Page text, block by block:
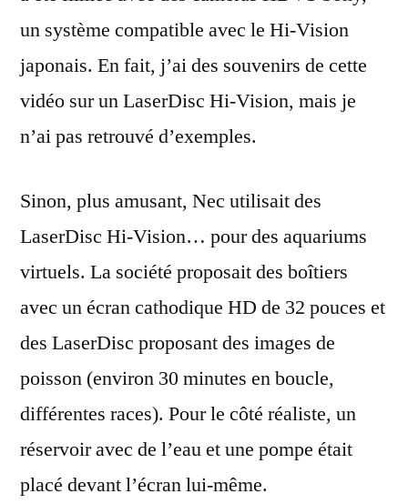
un système compatible avec le Hi-Vision
japonais. En fait, j’ai des souvenirs de cette
vidéo sur un LaserDisc Hi-Vision, mais je
n’ai pas retrouvé d’exemples.
Sinon, plus amusant, Nec utilisait des
LaserDisc Hi-Vision… pour des aquariums
virtuels. La société proposait des boîtiers
avec un écran cathodique HD de 32 pouces et
des LaserDisc proposant des images de
poisson (environ 30 minutes en boucle,
différentes races). Pour le côté réaliste, un
réservoir avec de l’eau et une pompe était
placé devant l’écran lui-même.